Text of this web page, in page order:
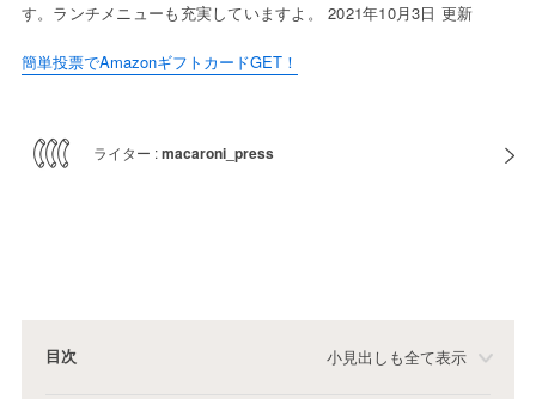
す。ランチメニューも充実していますよ。 2021年10月3日 更新
簡単投票でAmazonギフトカードGET！
ライター :macaroni_press
目次 小見出しも全て表示